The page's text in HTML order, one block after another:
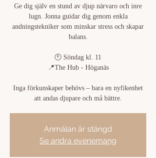
Ge dig själv en stund av djup närvaro och inre
lugn. Jonna guidar dig genom enkla
andningstekniker som minskar stress och skapar
balans.
🕚 Söndag kl. 11
📍The Hub - Höganäs
Inga förkunskaper behövs – bara en nyfikenhet
att andas djupare och må bättre.
Anmälan är stängd
Se andra evenemang